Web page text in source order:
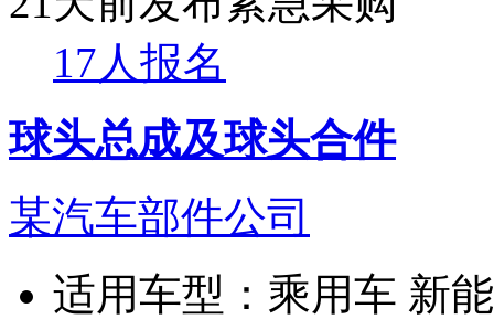
17人报名
球头总成及球头合件
某汽车部件公司
适用车型： 乘用车 新